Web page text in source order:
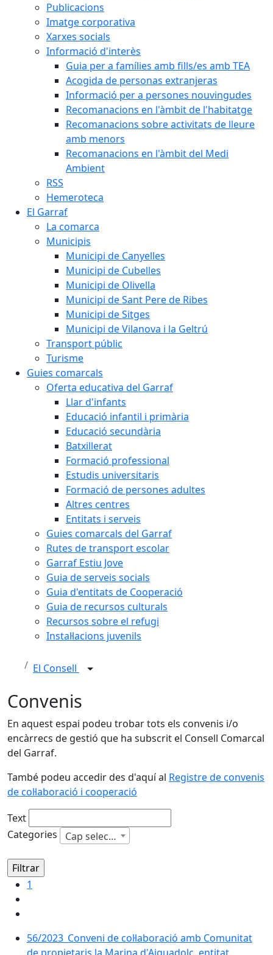
Publicacions
Imatge corporativa
Xarxes socials
Informació d'interès
Guia per a famílies amb fills/es amb TEA
Acogida de personas extranjeras
Informació per a persones nouvingudes
Recomanacions en l'àmbit de l'habitatge
Recomanacions sobre activitats de lleure
amb menors
Recomanacions en l'àmbit del Medi
Ambient
RSS
Hemeroteca
El Garraf
La comarca
Municipis
Municipi de Canyelles
Municipi de Cubelles
Municipi de Olivella
Municipi de Sant Pere de Ribes
Municipi de Sitges
Municipi de Vilanova i la Geltrú
Transport públic
Turisme
Guies comarcals
Oferta educativa del Garraf
Llar d'infants
Educació infantil i primària
Educació secundària
Batxillerat
Formació professional
Estudis universitaris
Formació de persones adultes
Altres centres
Entitats i serveis
Guies comarcals del Garraf
Rutes de transport escolar
Garraf Estiu Jove
Guia de serveis socials
Guia d'entitats de Cooperació
Guia de recursos culturals
Recursos sobre el refugi
Instal·lacions juvenils
El Consell
Convenis
En aquest espai podeu trobar tots els convenis i/o
encàrrecs de gestió que ha subscrit el Consell Comarcal
del Garraf.
També podeu accedir des d'aquí al Registre de convenis
de col·laboració i cooperació
Text
Categories
Cap selecció
1
56/2023_Conveni de col·laboració amb Comunitat